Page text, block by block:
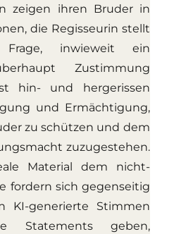
zeigen ihren Bruder in
die Regisseurin stellt
inwieweit ein
Zustimmung
hin- und hergerissen
und Ermächtigung,
zu schützen und dem
zuzugestehen.
Material dem nicht-
fordern sich gegenseitig
KI-generierte Stimmen
Statements geben,